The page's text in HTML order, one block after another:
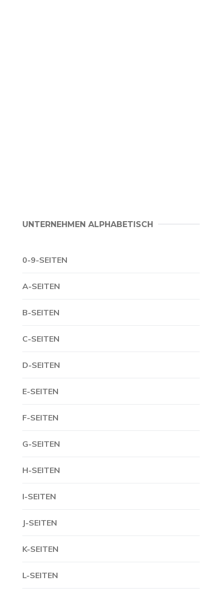
UNTERNEHMEN ALPHABETISCH
0-9-SEITEN
A-SEITEN
B-SEITEN
C-SEITEN
D-SEITEN
E-SEITEN
F-SEITEN
G-SEITEN
H-SEITEN
I-SEITEN
J-SEITEN
K-SEITEN
L-SEITEN